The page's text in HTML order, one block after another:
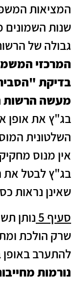
המציאות
שנות השמונים
גבולה של
המרכזי
בדיקת
מעשה הרשות
בג"ץ את אופן
השלטונית
אין מנוס
בג"ץ לבטל את
שאינן נראות
סעיף 5
נותן
שרק הולכת
להתערב באופן
נורמות